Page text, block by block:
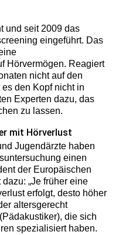
und seit 2009 das
eingeführt. Das
Hörvermögen. Reagiert
nicht auf den
den Kopf nicht in
Experten dazu, das
zu lassen.
mit Hörverlust
Jugendärzte haben
einen
der Europäischen
„Je früher eine
erfolgt, desto höher
altersgerecht
die sich
spezialisiert haben.